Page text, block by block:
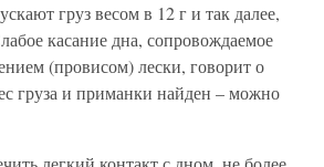
груз весом в 12 г и так далее,
касание дна, сопровождаемое
(провисом) лески, говорит о
груза и приманки найден – можно